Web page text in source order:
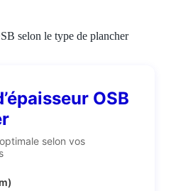
selon le type de plancher
OSB
selon vos